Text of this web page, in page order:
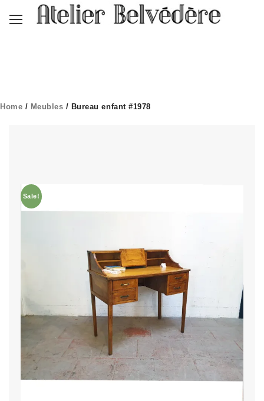
Home / Meubles / Bureau enfant #1978
Sale!